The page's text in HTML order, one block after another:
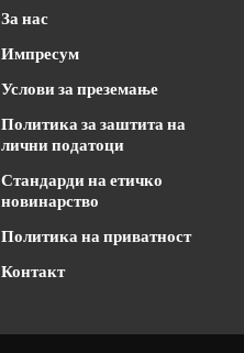
За нас
Импресум
Услови за преземање
Политика за заштита на
лични податоци
Стандарди на етичко
новинарство
Политика на приватност
Контакт